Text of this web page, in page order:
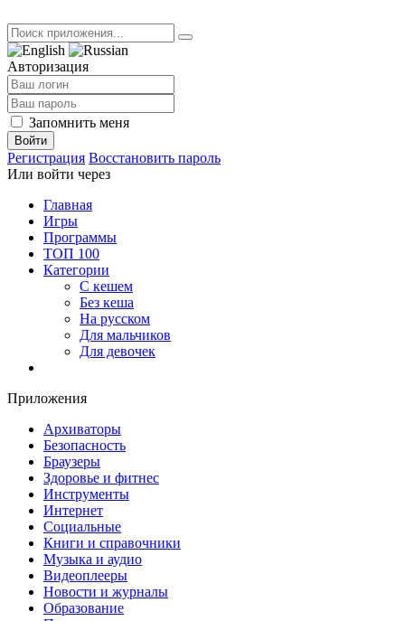
Авторизация
Запомнить меня
Войти
Регистрация Восстановить пароль
Или войти через
Главная
Игры
Программы
ТОП 100
Категории
С кешем
Без кеша
На русском
Для мальчиков
Для девочек
Приложения
Архиваторы
Безопасность
Браузеры
Здоровье и фитнес
Инструменты
Интернет
Социальные
Книги и справочники
Музыка и аудио
Видеоплееры
Новости и журналы
Образование